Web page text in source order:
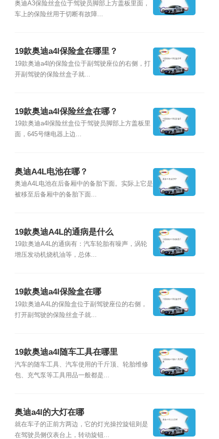
奥迪A3保险丝盒位于驾驶员脚部上方盖板里面，
车上的保险丝用于切断有故障...
19款奥迪a4l保险盒在哪里？
19款奥迪a4l的保险盒位于副驾驶座位的右侧，打
开副驾驶的保险丝盒子就...
19款奥迪a4l保险丝盒在哪？
19款奥迪a4l保险丝盒位于驾驶员脚部上方盖板里
面，645号继电器上边...
奥迪A4L电池在哪？
奥迪A4L电池在后备厢中的备胎下面。实际上它是
被移至后备厢中的备胎下面...
19款奥迪A4L的通病是什么
19款奥迪A4L的通病有：汽车轮胎有噪声，涡轮
增压发动机烧机油等，总体...
19款奥迪a4l保险盒在哪
19款奥迪A4L的保险盒位于副驾驶座位的右侧，
打开副驾驶的保险丝盒子就...
19款奥迪a4l随车工具在哪里
汽车的随车工具、汽车使用的千斤顶、轮胎维修
包、充气泵等工具用品一般都是...
奥迪a4l的大灯在哪
就在车子的正前方两边，它的灯光操控旋钮则是
在驾驶员侧仪表台上，转动旋钮...